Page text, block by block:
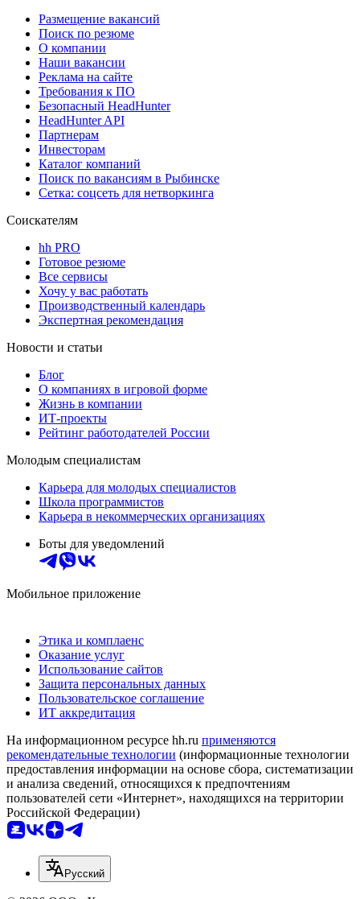
Размещение вакансий
Поиск по резюме
О компании
Наши вакансии
Реклама на сайте
Требования к ПО
Безопасный HeadHunter
HeadHunter API
Партнерам
Инвесторам
Каталог компаний
Поиск по вакансиям в Рыбинске
Сетка: соцсеть для нетворкинга
Соискателям
hh PRO
Готовое резюме
Все сервисы
Хочу у вас работать
Производственный календарь
Экспертная рекомендация
Новости и статьи
Блог
О компаниях в игровой форме
Жизнь в компании
ИТ-проекты
Рейтинг работодателей России
Молодым специалистам
Карьера для молодых специалистов
Школа программистов
Карьера в некоммерческих организациях
Боты для уведомлений
Мобильное приложение
Этика и комплаенс
Оказание услуг
Использование сайтов
Защита персональных данных
Пользовательское соглашение
ИТ аккредитация
На информационном ресурсе hh.ru применяются
рекомендательные технологии (информационные технологии
предоставления информации на основе сбора, систематизации
и анализа сведений, относящихся к предпочтениям
пользователей сети «Интернет», находящихся на территории
Российской Федерации)
Русский